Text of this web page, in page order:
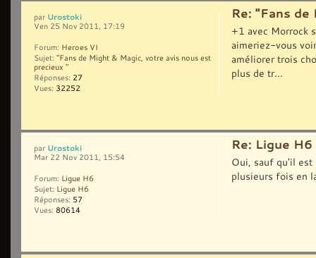
Re: "Fans
+1 avec Morrock
aimeriez-vous
améliorer trois
plus de tr...
par Urostoki
Ven 25 Nov 2011, 17:19
Forum: Heroes VI
Sujet: "Fans de Might & Magic, votre avis nous est
precieux "
Réponses: 27
Vues: 32252
Re: Ligue H6
Oui, sauf qu'il
plusieurs fois en
par Urostoki
Mar 22 Nov 2011, 15:54
Forum: Ligue H6
Sujet: Ligue H6
Réponses: 57
Vues: 80614